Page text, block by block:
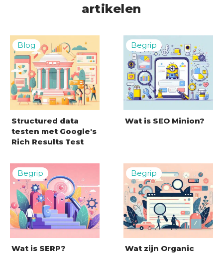
artikelen
Structured data
testen met Google's
Rich Results Test
Wat is SEO Minion?
Wat is SERP?
Wat zijn Organic